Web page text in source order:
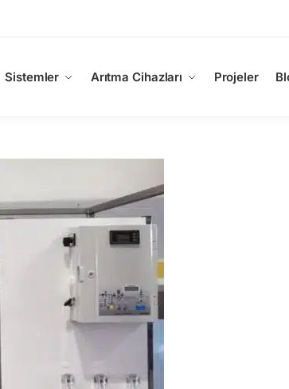
Sistemler Arıtma Cihazları Projeler Ara